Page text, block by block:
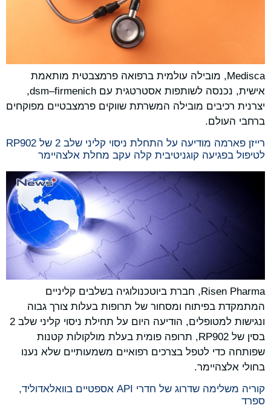
Medisca, מובילה עולמית ברפואה פרמצבטית מותאמת
אישית, נכנסה לשותפות אסטרטגית עם dsm–firmenich,
יצרנית רכיבים מובילה המשרתת שווקים פרמצבטיים מפוקחים
ברחבי העולם.
רייזן פארמה מודיעה על התחלת ניסוי קליני שלב 2 של RP902
לטיפול בפגיעה קוגניטיבית קלה עקב מחלת אלצהיימר
Risen Pharma, חברת ביוטכנולוגיה בשלבים קליניים
המתמקדת בפיתוח ומסחור של תרופות בעלות צורך גבוה
ונגישות למטופלים, הודיעה היום על תחילת ניסוי קליני שלב 2
בסין של RP902, תרופה פומית בעלת מולקולות קטנות
שפותחה כדי לטפל בצרכים רפואיים משמעותיים שלא נענו
בחולי אלצהיימר.
קוריה משלימה שדרוג של חדרי API אספטיים בוואלאדוליד,
ספרד